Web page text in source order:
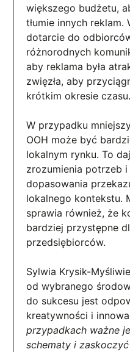
większego budżetu,
tłumie innych
dotarcie do
różnorodnych
aby reklama była
zwięzła, aby
krótkim okresie czasu.
W przypadku
OOH może być
lokalnym rynku. To
zrozumienia potrzeb
dopasowania
lokalnego kontekstu.
sprawia również, że
bardziej przystępne
przedsiębiorców.
Sylwia Krysik-
od wybranego
do sukcesu jest
kreatywności i
przypadkach ważne
schematy i